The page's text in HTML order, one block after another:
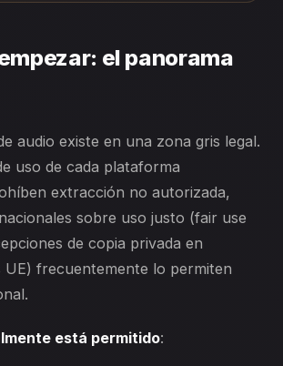
el panorama
audio existe en una zona gris legal.
uso de cada plataforma
extracción no autorizada,
sobre uso justo (fair use
de copia privada en
UE) frecuentemente lo permiten
está permitido: